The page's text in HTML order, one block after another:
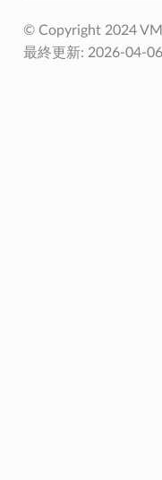
© Copyright 2024
最終更新: 2026-04-